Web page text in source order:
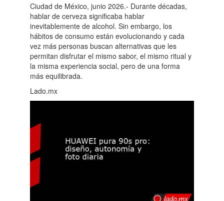
Ciudad de México, junio 2026.- Durante décadas,
hablar de cerveza significaba hablar
inevitablemente de alcohol. Sin embargo, los
hábitos de consumo están evolucionando y cada
vez más personas buscan alternativas que les
permitan disfrutar el mismo sabor, el mismo ritual y
la misma experiencia social, pero de una forma
más equilibrada.
Lado.mx